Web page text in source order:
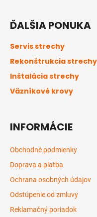
ĎALŠIA PONUKA
Servis strechy
Rekonštrukcia strechy
Inštalácia strechy
Väzníkové krovy
INFORMÁCIE
Obchodné podmienky
Doprava a platba
Ochrana osobných údajov
Odstúpenie od zmluvy
Reklamačný poriadok